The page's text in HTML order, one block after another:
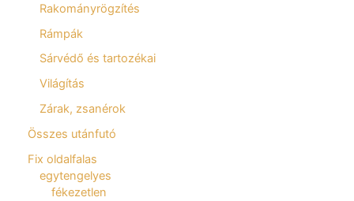
Rakományrögzítés
Rámpák
Sárvédő és tartozékai
Világítás
Zárak, zsanérok
Összes utánfutó
Fix oldalfalas
egytengelyes
fékezetlen